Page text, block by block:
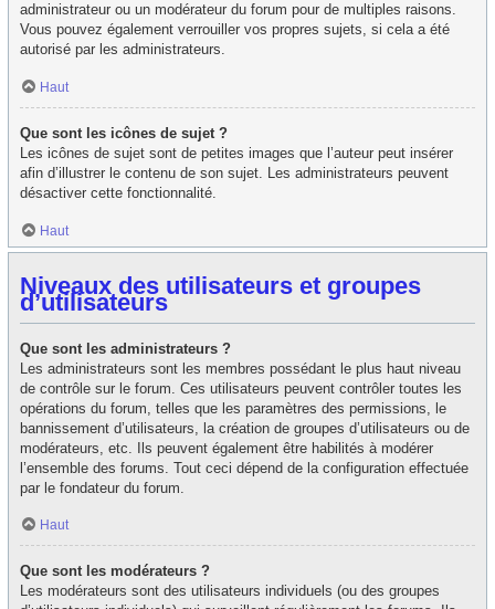
administrateur ou un modérateur du forum pour de multiples raisons.
Vous pouvez également verrouiller vos propres sujets, si cela a été
autorisé par les administrateurs.
Haut
Que sont les icônes de sujet ?
Les icônes de sujet sont de petites images que l’auteur peut insérer
afin d’illustrer le contenu de son sujet. Les administrateurs peuvent
désactiver cette fonctionnalité.
Haut
Niveaux des utilisateurs et groupes
d’utilisateurs
Que sont les administrateurs ?
Les administrateurs sont les membres possédant le plus haut niveau
de contrôle sur le forum. Ces utilisateurs peuvent contrôler toutes les
opérations du forum, telles que les paramètres des permissions, le
bannissement d’utilisateurs, la création de groupes d’utilisateurs ou de
modérateurs, etc. Ils peuvent également être habilités à modérer
l’ensemble des forums. Tout ceci dépend de la configuration effectuée
par le fondateur du forum.
Haut
Que sont les modérateurs ?
Les modérateurs sont des utilisateurs individuels (ou des groupes